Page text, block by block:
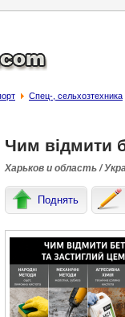
Спец-, cельхозтехника
Чим відмити
Харьков и область /
Поднять